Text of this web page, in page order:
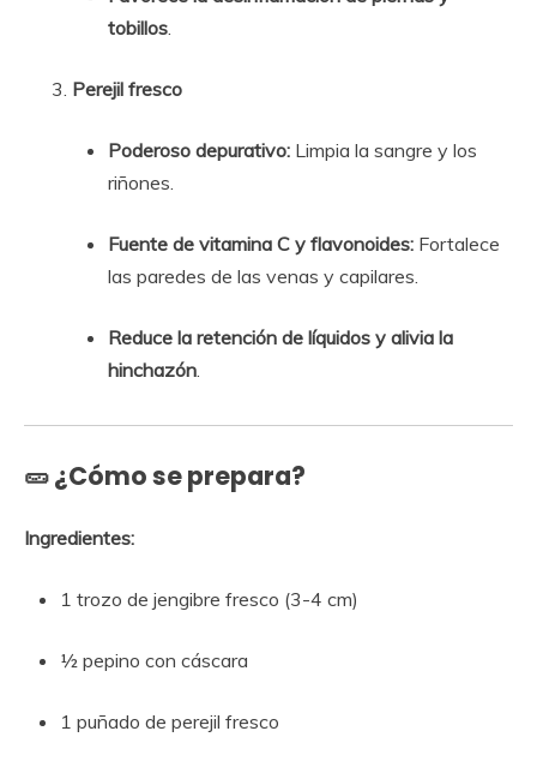
tobillos.
Perejil fresco
Poderoso depurativo: Limpia la sangre y los
riñones.
Fuente de vitamina C y flavonoides: Fortalece
las paredes de las venas y capilares.
Reduce la retención de líquidos y alivia la
hinchazón.
🥒 ¿Cómo se prepara?
Ingredientes:
1 trozo de jengibre fresco (3-4 cm)
½ pepino con cáscara
1 puñado de perejil fresco